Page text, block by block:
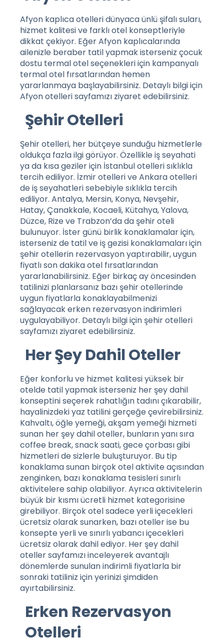
Afyon kaplıca otelleri dünyaca ünlü şifalı suları,
hizmet kalitesi ve farklı otel konseptleriyle
dikkat çekiyor. Eğer Afyon kaplıcalarında
ailenizle beraber tatil yapmak isterseniz çocuk
dostu termal otel seçenekleri için kampanyalı
termal otel fırsatlarından hemen
yararlanmaya başlayabilirsiniz. Detaylı bilgi için
Afyon otellerisayfamızı ziyaret edebilirsiniz.
Şehir Otelleri
Şehir otelleri, her bütçeye sunduğu hizmetlerle
oldukça fazla ilgi görüyor. Özellikle iş seyahati
ya da kısa geziler için İstanbul otelleri sıklıkla
tercih ediliyor. İzmir otelleri ve Ankara otelleri
de iş seyahatleri sebebiyle sıklıkla tercih
ediliyor. Antalya, Mersin, Konya, Nevşehir,
Hatay, Çanakkale, Kocaeli, Kütahya, Yalova,
Düzce, Rize ve Trabzon’da da şehir oteli
bulunuyor. İster günü birlik konaklamalar için,
isterseniz de tatil ve iş gezisi konaklamaları için
şehir otellerin rezervasyon yaptırabilir, uygun
fiyatlı son dakika otel fırsatlarından
yararlanabilirsiniz. Eğer birkaç ay öncesinden
tatilinizi planlarsanız bazı şehir otellerinde
uygun fiyatlarla konaklayabilmenizi
sağlayacak erken rezervasyon indirimleri
uygulayabiliyor. Detaylı bilgi için şehir otelleri
sayfamızı ziyaret edebilirsiniz.
Her Şey Dahil Oteller
Eğer konforlu ve hizmet kalitesi yüksek bir
otelde tatil yapmak isterseniz her şey dahil
konseptini seçerek rahatlığın tadını çıkarabilir,
hayalinizdeki yaz tatilini gerçeğe çevirebilirsiniz.
Kahvaltı, öğle yemeği, akşam yemeği hizmeti
sunan her şey dahil oteller, bunların yanı sıra
coffee break, snack saati, gece çorbası gibi
hizmetleri de sizlerle buluşturuyor. Bu tip
konaklama sunan birçok otel aktivite açısından
zenginken, bazı konaklama tesisleri sınırlı
aktivitelere sahip olabiliyor. Ayrıca aktivitelerin
büyük bir kısmı ücretli hizmet kategorisine
girebiliyor. Birçok otel sadece yerli içecekleri
ücretsiz olarak sunarken, bazı oteller ise bu
konsepte yerli ve sınırlı yabancı içecekleri
ücretsiz olarak dahil ediyor. Her şey dahil
otellersayfamızı inceleyerek avantajlı
dönemlerde sunulan indirimli fiyatlarla bir
sonraki tatiliniz için yerinizi şimdiden
ayırtabilirsiniz.
Erken Rezervasyon
Otelleri